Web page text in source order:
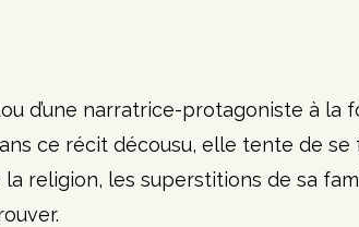
d’une narratrice-protagoniste à la
ce récit décousu, elle tente de
la religion, les superstitions de sa